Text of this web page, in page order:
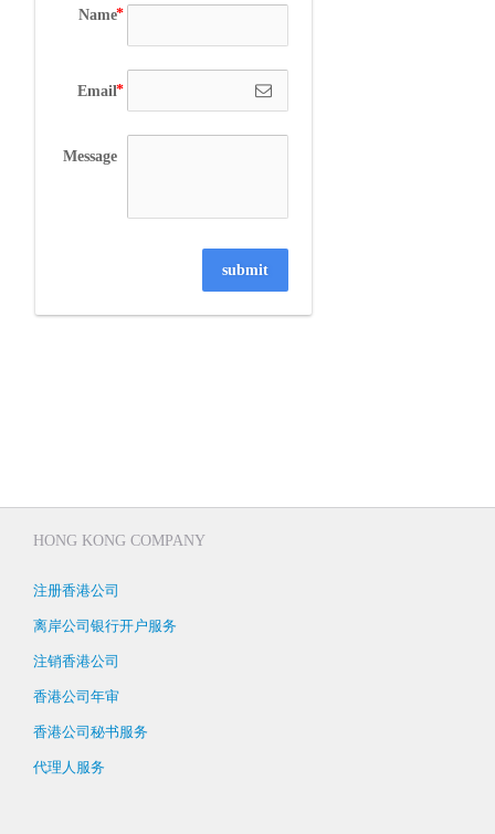
Name
Email
Message
submit
HONG KONG COMPANY
注册香港公司
离岸公司银行开户服务
注销香港公司
香港公司年审
香港公司秘书服务
代理人服务